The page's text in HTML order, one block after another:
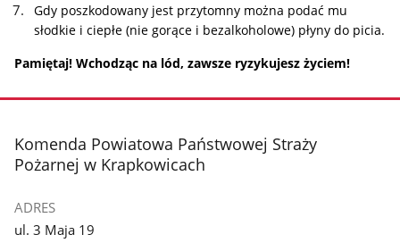
Gdy poszkodowany jest przytomny można podać mu
słodkie i ciepłe (nie gorące i bezalkoholowe) płyny do picia.
Pamiętaj! Wchodząc na lód, zawsze ryzykujesz życiem!
stopka
Komenda Powiatowa Państwowej Straży
Pożarnej w Krapkowicach
ADRES
ul. 3 Maja 19